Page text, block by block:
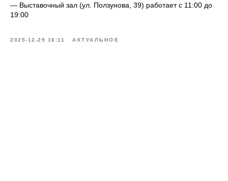
— Выставочный зал (ул. Ползунова, 39) работает с 11:00 до
19:00
2025-12-29 16:11 АКТУАЛЬНОЕ